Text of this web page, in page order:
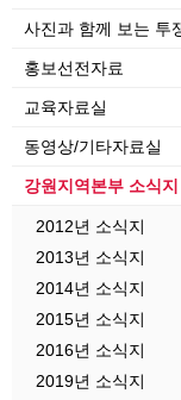
사진과 함께 보는 투
홍보선전자료
교육자료실
동영상/기타자료실
강원지역본부 소식지
2012년 소식지
2013년 소식지
2014년 소식지
2015년 소식지
2016년 소식지
2019년 소식지